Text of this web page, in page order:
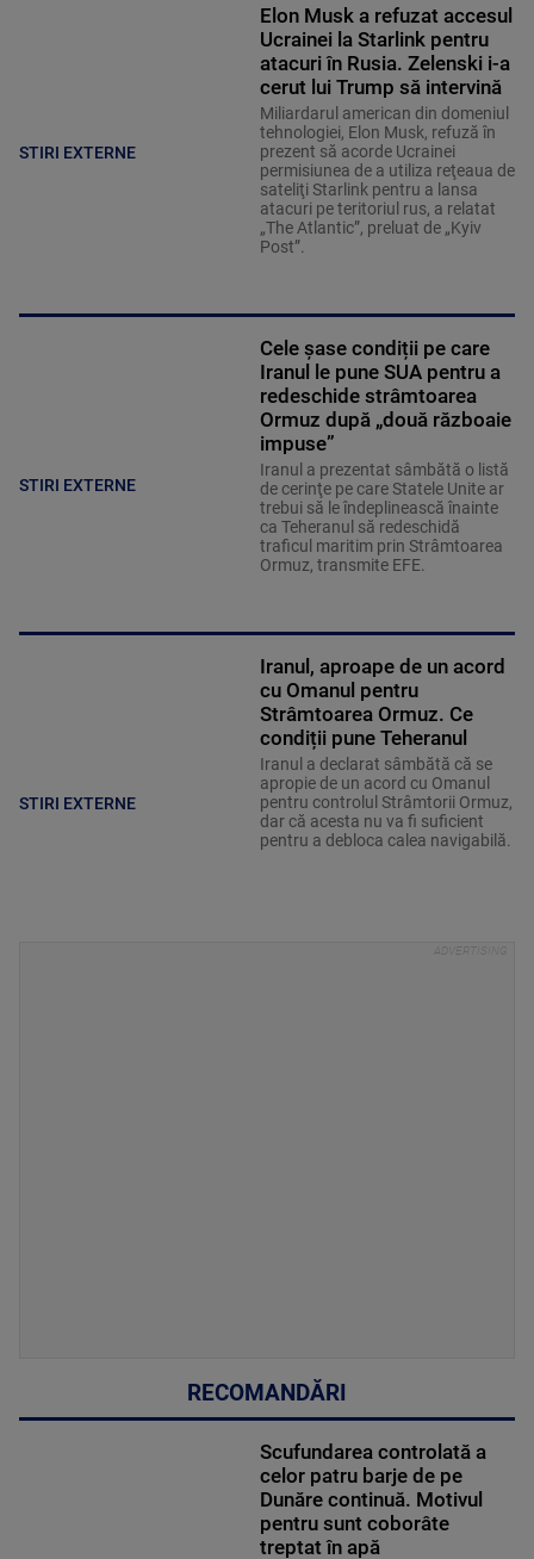
STIRI EXTERNE
Elon Musk a refuzat accesul
Ucrainei la Starlink pentru
atacuri în Rusia. Zelenski i-a
cerut lui Trump să intervină
Miliardarul american din domeniul
tehnologiei, Elon Musk, refuză în
prezent să acorde Ucrainei
permisiunea de a utiliza reţeaua de
sateliţi Starlink pentru a lansa
atacuri pe teritoriul rus, a relatat
„The Atlantic”, preluat de „Kyiv
Post”.
STIRI EXTERNE
Cele șase condiții pe care
Iranul le pune SUA pentru a
redeschide strâmtoarea
Ormuz după „două războaie
impuse”
Iranul a prezentat sâmbătă o listă
de cerinţe pe care Statele Unite ar
trebui să le îndeplinească înainte
ca Teheranul să redeschidă
traficul maritim prin Strâmtoarea
Ormuz, transmite EFE.
STIRI EXTERNE
Iranul, aproape de un acord
cu Omanul pentru
Strâmtoarea Ormuz. Ce
condiții pune Teheranul
Iranul a declarat sâmbătă că se
apropie de un acord cu Omanul
pentru controlul Strâmtorii Ormuz,
dar că acesta nu va fi suficient
pentru a debloca calea navigabilă.
RECOMANDĂRI
Scufundarea controlată a
celor patru barje de pe
Dunăre continuă. Motivul
pentru sunt coborâte
treptat în apă